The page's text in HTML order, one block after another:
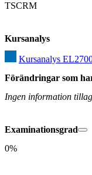
TSCRM
Kursanalys
Kursanalys
Förändringar som
Ingen information
Examinationsgrad
0%